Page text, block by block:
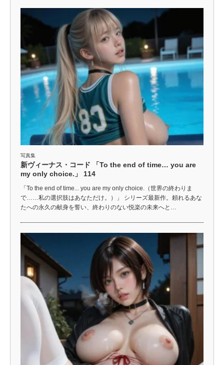
写真集
新ヴィーナス・コード 「To the end of time… you are
my only choice.」 114
「To the end of time... you are my only choice.（世界の終わりま
で……私の選択肢はあなただけ。）」 シリーズ最新作。頼れるあな
たへの永久の献身を誓い、終わりのない悦楽の未来へと…